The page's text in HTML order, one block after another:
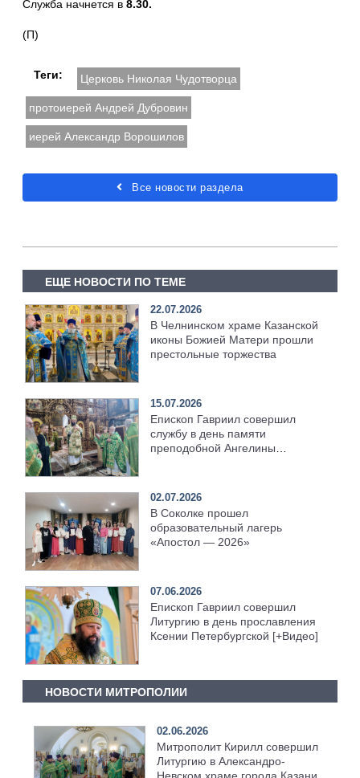
Служба начнется в 8.30.
(П)
Теги: Церковь Николая Чудотворца
протоиерей Андрей Дубровин
иерей Александр Ворошилов
Все новости раздела
ЕЩЕ НОВОСТИ ПО ТЕМЕ
22.07.2026
В Челнинском храме Казанской
иконы Божией Матери прошли
престольные торжества
15.07.2026
Епископ Гавриил совершил
службу в день памяти
преподобной Ангелины
02.07.2026
В Соколке прошел
образовательный лагерь
«Апостол — 2026»
07.06.2026
Епископ Гавриил совершил
Литургию в день прославления
Ксении Петербургской [+Видео]
НОВОСТИ МИТРОПОЛИИ
02.06.2026
Митрополит Кирилл совершил
Литургию в Александро-
Невском храме города Казани